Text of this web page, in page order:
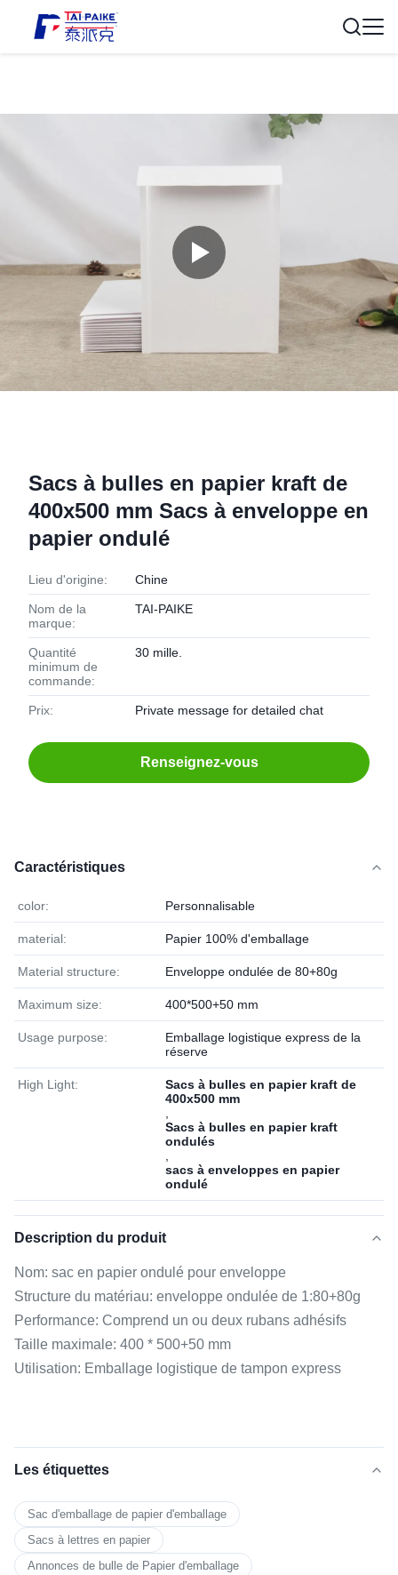
Sacs à bulles en papier kraft de
400x500 mm Sacs à enveloppe en
papier ondulé
Lieu d'origine: Chine
Nom de la
marque:
TAI-PAIKE
Quantité
minimum de
commande:
30 mille.
Prix: Private message for detailed chat
Renseignez-vous
Caractéristiques
color: Personnalisable
material: Papier 100% d'emballage
Material structure: Enveloppe ondulée de 80+80g
Maximum size: 400*500+50 mm
Usage purpose:
Emballage logistique express de la
réserve
High Light:
Sacs à bulles en papier kraft de
400x500 mm
Sacs à bulles en papier kraft
ondulés
sacs à enveloppes en papier
ondulé
Description du produit
Nom: sac en papier ondulé pour enveloppe
Structure du matériau: enveloppe ondulée de 1:80+80g
Performance: Comprend un ou deux rubans adhésifs
Taille maximale: 400 * 500+50 mm
Utilisation: Emballage logistique de tampon express
Les étiquettes
Sac d'emballage de papier d'emballage
Sacs à lettres en papier
Annonces de bulle de Papier d'emballage